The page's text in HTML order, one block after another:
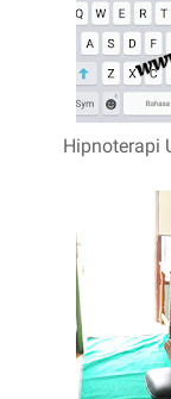
Hipnoterapi